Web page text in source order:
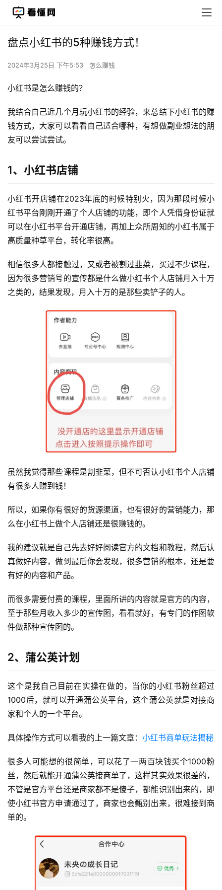
盘点小红书的5种赚钱方式！
2024年3月25日 下午5:53 怎么赚钱
小红书是怎么赚钱的？
我结合自己近几个月玩小红书的经验，来总结下小红书的赚
钱方式，大家可以看看自己适合哪种，有想做副业想法的朋
友可以尝试尝试。
1、小红书店铺
小红书开店铺在2023年底的时候特别火，因为那段时候小
红书平台刚刚开通了个人店铺的功能，即个人凭借身份证就
可以在小红书平台开通店铺，再加上众所周知的小红书属于
高质量种草平台，转化率很高。
相信很多人都接触过，又或者被割过韭菜，买过不少课程，
因为很多营销号的宣传都是什么做小红书个人店铺月入十万
之类的，结果发现，月入十万的是那些卖铲子的人。
虽然我觉得那些课程是割韭菜，但不可否认小红书个人店铺
有很多人赚到钱！
所以，如果你有很好的货源渠道，也有很好的营销能力，那
么在小红书上做个人店铺还是很赚钱的。
我的建议就是自己先去好好阅读官方的文档和教程，然后认
真做好内容，做到最后你会发现，很多营销的根本，还是要
有好的内容和产品。
而很多需要付费的课程，里面所讲的内容就是官方的内容，
至于那些月收入多少的宣传图，看看就好，有专门的作图软
件做那种宣传图的。
2、蒲公英计划
这个是我自己目前在实操在做的，当你的小红书粉丝超过
1000后，就可以开通蒲公英平台，这个蒲公英就是对接商
家和个人的一个平台。
具体操作方式可以看我的上一篇文章： 小红书商单玩法揭秘
很多人可能想的很简单，可以花了一两百块钱买个1000粉
丝，然后就能开通蒲公英接商单了，这样其实效果很差的，
不管是官方平台还是商家都不是傻子，都能识别出来的，即
使小红书官方申请通过了，商家也会甄别出来，很难接到商
单的。